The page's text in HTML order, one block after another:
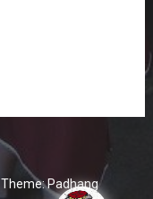
Theme: Padhang